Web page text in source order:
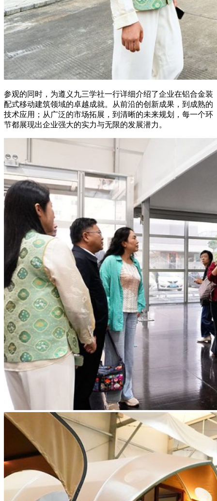
参观的同时，为遵义九三学社一行详细介绍了企业在铝合金装
配式移动建筑领域的卓越成就。从前沿的创新成果，到成熟的
技术应用；从广泛的市场拓展，到清晰的未来规划，每一个环
节都展现出企业强大的实力与无限的发展潜力。